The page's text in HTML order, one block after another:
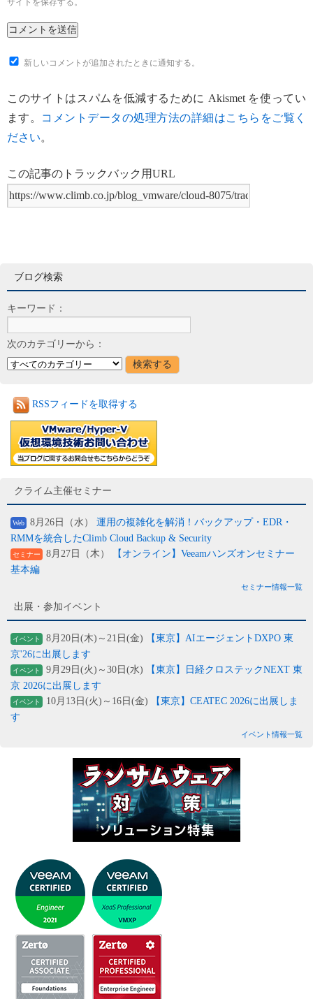
サイトを保存する。
新しいコメントが追加されたときに通知する。
このサイトはスパムを低減するために Akismet を使ってい
ます。 コメントデータの処理方法の詳細はこちらをご覧く
ださい。
この記事のトラックバック用URL
ブログ検索
キーワード：
次のカテゴリーから：
RSSフィードを取得する
クライム主催セミナー
Web 8月26日（水） 運用の複雑化を解消！バックアップ・EDR・
RMMを統合したClimb Cloud Backup & Security
セミナー 8月27日（木）
【オンライン】Veeamハンズオンセミナー
基本編
セミナー情報一覧
出展・参加イベント
イベント 8月20日(木)～21日(金)
【東京】AIエージェントDXPO 東
京'26に出展します
イベント 9月29日(火)～30日(水)
【東京】日経クロステックNEXT 東
京 2026に出展します
イベント 10月13日(火)～16日(金)
【東京】CEATEC 2026に出展しま
す
イベント情報一覧